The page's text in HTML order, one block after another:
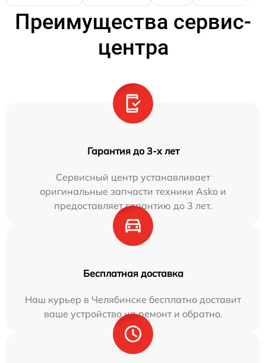
Преимущества сервис-
центра
Гарантия до 3-х лет
Сервисный центр устанавливает
оригинальные запчасти техники Asko и
предоставляет гарантию до 3 лет.
Бесплатная доставка
Наш курьер в Челябинске бесплатно доставит
ваше устройство на ремонт и обратно.